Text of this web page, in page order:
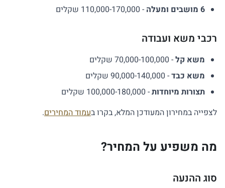
6 מושבים ומעלה
- 110,000-170,000 שקלים
רכבי משא ועבודה
משא קל- 70,000-100,000 שקלים
משא כבד- 90,000-140,000 שקלים
תצורות מיוחדות- 100,000-180,000 שקלים
לצפייה במחירון המעודכן המלא, בקרו בעמוד המחירים.
מה משפיע על המחיר?
סוג ההנעה